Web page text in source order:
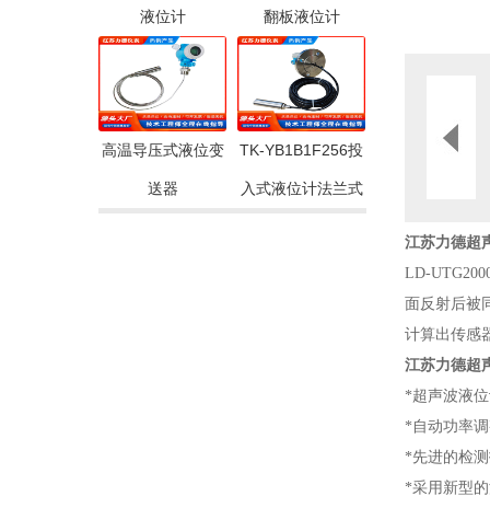
液位计 翻板液位计
高温导压式液位变
送器
TK-YB1B1F256投
入式液位计法兰式
江苏力德超
LD-
面反射后被
计算出传感
江苏力德超
*超声波液
*自动功率
*先进的检
*采用新型